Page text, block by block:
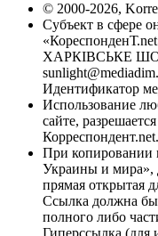
© 2000-2026,
Субъект в сфере
ХАРКІВСЬКЕ
Идентификатор
Использование
сайте,
Корреспондент.net.
При копировании
Украины и мира»,
прямая открытая
Ссылка должна
полного либо